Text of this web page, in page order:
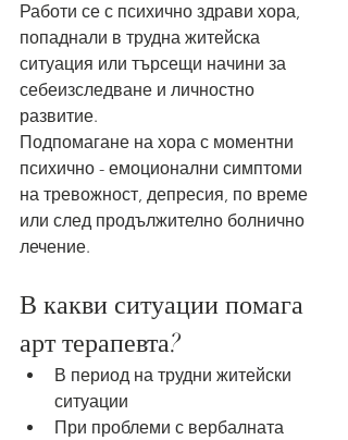
Работи се с психично здрави хора,
попаднали в трудна житейска
ситуация или търсещи начини за
себеизследване и личностно
развитие.
Подпомагане на хора с моментни
психично - емоционални симптоми
на тревожност, депресия, по време
или след продължително болнично
лечение.
В какви ситуации помага
арт терапевта?
В период на трудни житейски
ситуации
При проблеми с вербалната